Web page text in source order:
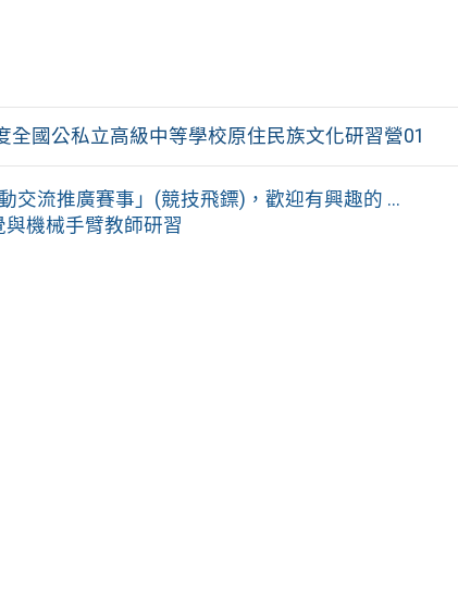
全國公私立高級中等學校原住民族文化研習營01
交流推廣賽事」(競技飛鏢)，歡迎有興趣的 ...
機械手臂教師研習